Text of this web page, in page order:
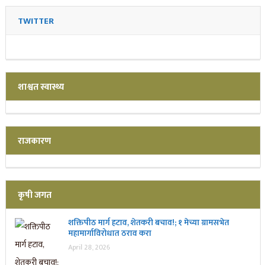
TWITTER
शाश्वत स्वास्थ्य
राजकारण
कृषी जगत
शक्तिपीठ मार्ग हटाव, शेतकरी बचाव!; १ मेच्या ग्रामसभेत
महामार्गाविरोधात ठराव करा
April 28, 2026